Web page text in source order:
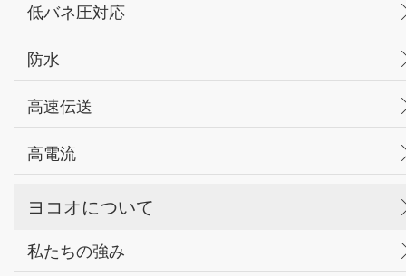
低バネ圧対応
防水
高速伝送
高電流
ヨコオについて
私たちの強み